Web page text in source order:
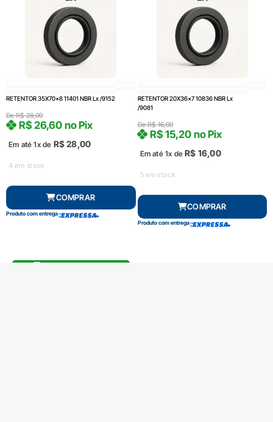
RETENTOR 35X70x8 11401 NBR Lx /9152
DeR$28,00
Em até 1x de R$28,00
R$26,60 no Pix
4 em stock
COMPRAR
Produto com entrega
RETENTOR 20X36x7 10836 NBR Lx
/9081
DeR$16,00
Em até 1x de R$ 16,00
R$15,20 no Pix
5 em stock
COMPRAR
Produto com entrega